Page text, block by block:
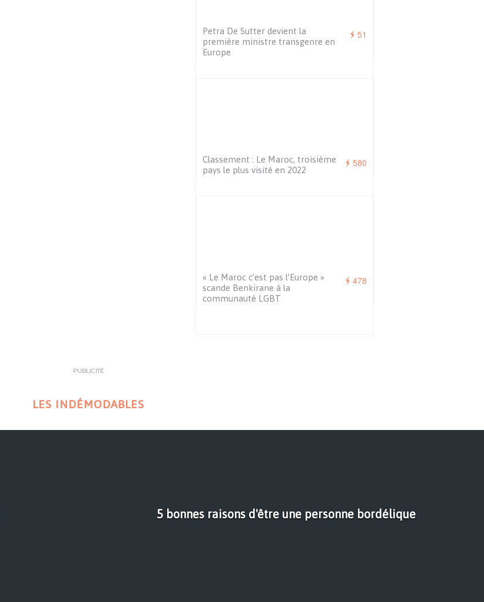
51
Petra De Sutter devient la
première ministre transgenre en
Europe
580
Classement : Le Maroc, troisième
pays le plus visité en 2022
478
« Le Maroc c’est pas l’Europe »
scande Benkirane à la
communauté LGBT
PUBLICITÉ
LES INDÉMODABLES
5 bonnes raisons d'être une personne bordélique